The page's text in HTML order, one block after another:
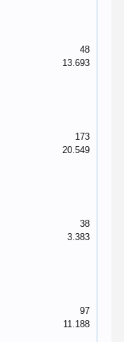
48
13.693
173
20.549
38
3.383
97
11.188